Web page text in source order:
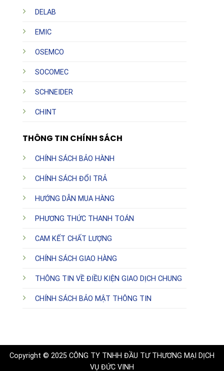
DELAB
EMIC
OSEMCO
SOCOMEC
SCHNEIDER
CHINT
THÔNG TIN CHÍNH SÁCH
CHÍNH SÁCH BẢO HÀNH
CHÍNH SÁCH ĐỔI TRẢ
HƯỚNG DẪN MUA HÀNG
PHƯƠNG THỨC THANH TOÁN
CAM KẾT CHẤT LƯỢNG
CHÍNH SÁCH GIAO HÀNG
THÔNG TIN VỀ ĐIỀU KIỆN GIAO DỊCH CHUNG
CHÍNH SÁCH BẢO MẬT THÔNG TIN
Copyright © 2025 CÔNG TY TNHH ĐẦU TƯ THƯƠNG MẠI DỊCH
VỤ ĐỨC VINH